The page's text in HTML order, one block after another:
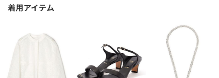
着用アイテム